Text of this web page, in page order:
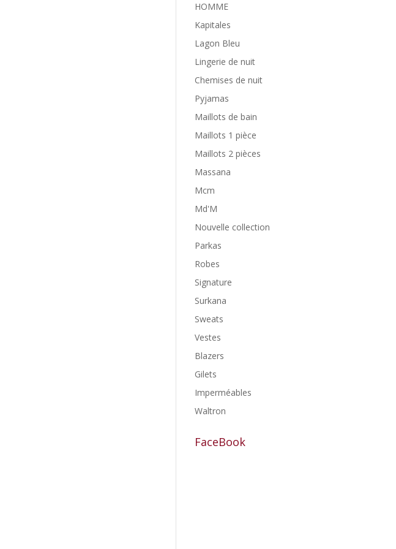
HOMME
Kapitales
Lagon Bleu
Lingerie de nuit
Chemises de nuit
Pyjamas
Maillots de bain
Maillots 1 pièce
Maillots 2 pièces
Massana
Mcm
Md'M
Nouvelle collection
Parkas
Robes
Signature
Surkana
Sweats
Vestes
Blazers
Gilets
Imperméables
Waltron
FaceBook